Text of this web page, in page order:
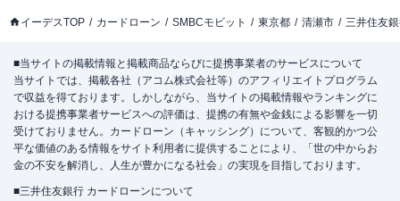
イーデスTOP カードローン SMBCモビット 東京都 清瀬市 三井住友
■当サイトの掲載情報と掲載商品ならびに提携事業者のサービスについて
当サイトでは、掲載各社（アコム株式会社等）のアフィリエイトプログラム
で収益を得ております。しかしながら、当サイトの掲載情報やランキングに
おける提携事業者サービスへの評価は、提携の有無や金銭による影響を一切
受けておりません。カードローン（キャッシング）について、客観的かつ公
平な価値のある情報をサイト利用者に提供することにより、「世の中からお
金の不安を解消し、人生が豊かになる社会」の実現を目指しております。
■三井住友銀行 カードローンについて